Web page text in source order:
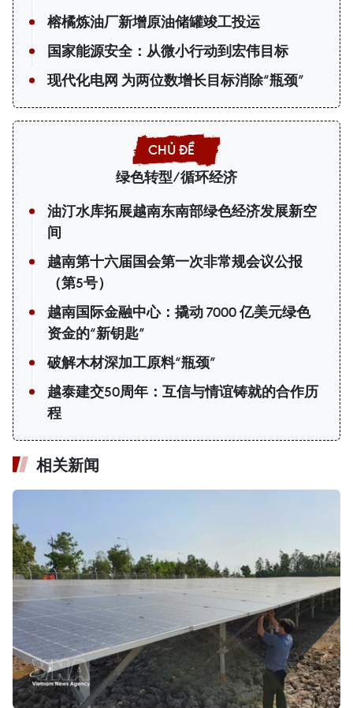
榕橘炼油厂新增原油储罐竣工投运
国家能源安全：从微小行动到宏伟目标
现代化电网 为两位数增长目标消除“瓶颈”
绿色转型/循环经济
油汀水库拓展越南东南部绿色经济发展新空
间
越南第十六届国会第一次非常规会议公报
（第5号）
越南国际金融中心：撬动 7000 亿美元绿色
资金的“新钥匙”
破解木材深加工原料“瓶颈”
越泰建交50周年：互信与情谊铸就的合作历
程
相关新闻